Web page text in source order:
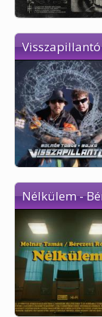
Nélkülem -